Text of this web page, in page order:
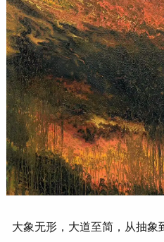
大象无形，大道至简，从抽